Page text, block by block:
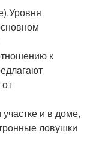
к
и в доме,
ловушки